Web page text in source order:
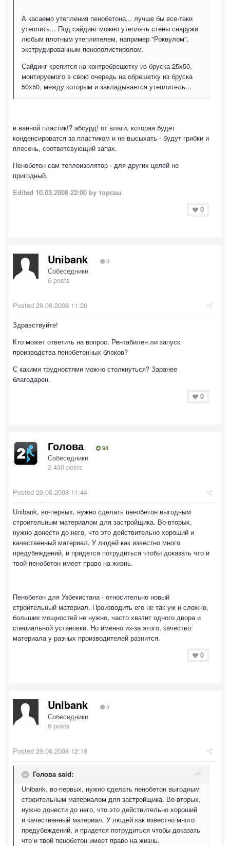
А касаемо утепления пенобетона... лучше бы все-таки
утеплить... Под сайдинг можно утеплять стены снаружи
любым плотным утеплителем, например "Роквулом",
экструдированным пенополистиролом.
Сайдинг крепится на контробрешетку из бруска 25х50,
монтируемого в свою очередь на обрешетку из бруска
50х50, между которым и закладывается утеплитель...
в ванной пластик!? абсурд! от влаги, которая будет
конденсироватся за пластиком и не высыхать - будут грибки и
плесень, соответсвующий запах.
Пенобетон сам теплоизолятор - для других целей не
пригодный.
Edited 10.03.2008 22:00 by торгаш
0
Unibank 0
Собеседники
6 posts
Posted 29.06.2008 11:20
Здравствуйте!
Кто может ответить на вопрос. Рентабилен ли запуск
производства пенобетонных блоков?
С какими трудностями можно столкнуться? Заранее
благодарен.
0
Голова 94
Собеседники
2 430 posts
Posted 29.06.2008 11:44
Unibank, во-первых, нужно сделать пенобетон выгодным
строительным материалом для застройщика. Во-вторых,
нужно донести до него, что это действительно хороший и
качественный материал. У людей как известно много
предубеждений, и придется потрудиться чтобы доказать что и
твой пенобетон имеет право на жизнь.
Пенобетон для Узбекистана - относительно новый
строительный материал. Производить его не так уж и сложно,
больших мощностей не нужно, часто хватит одного двора и
специальной установки. Но именно из-за этого, качество
материала у разных производителей разнится.
0
Unibank 0
Собеседники
6 posts
Posted 29.06.2008 12:18
Голова said:
Unibank, во-первых, нужно сделать пенобетон выгодным
строительным материалом для застройщика. Во-вторых,
нужно донести до него, что это действительно хороший
и качественный материал. У людей как известно много
предубеждений, и придется потрудиться чтобы доказать
что и твой пенобетон имеет право на жизнь.